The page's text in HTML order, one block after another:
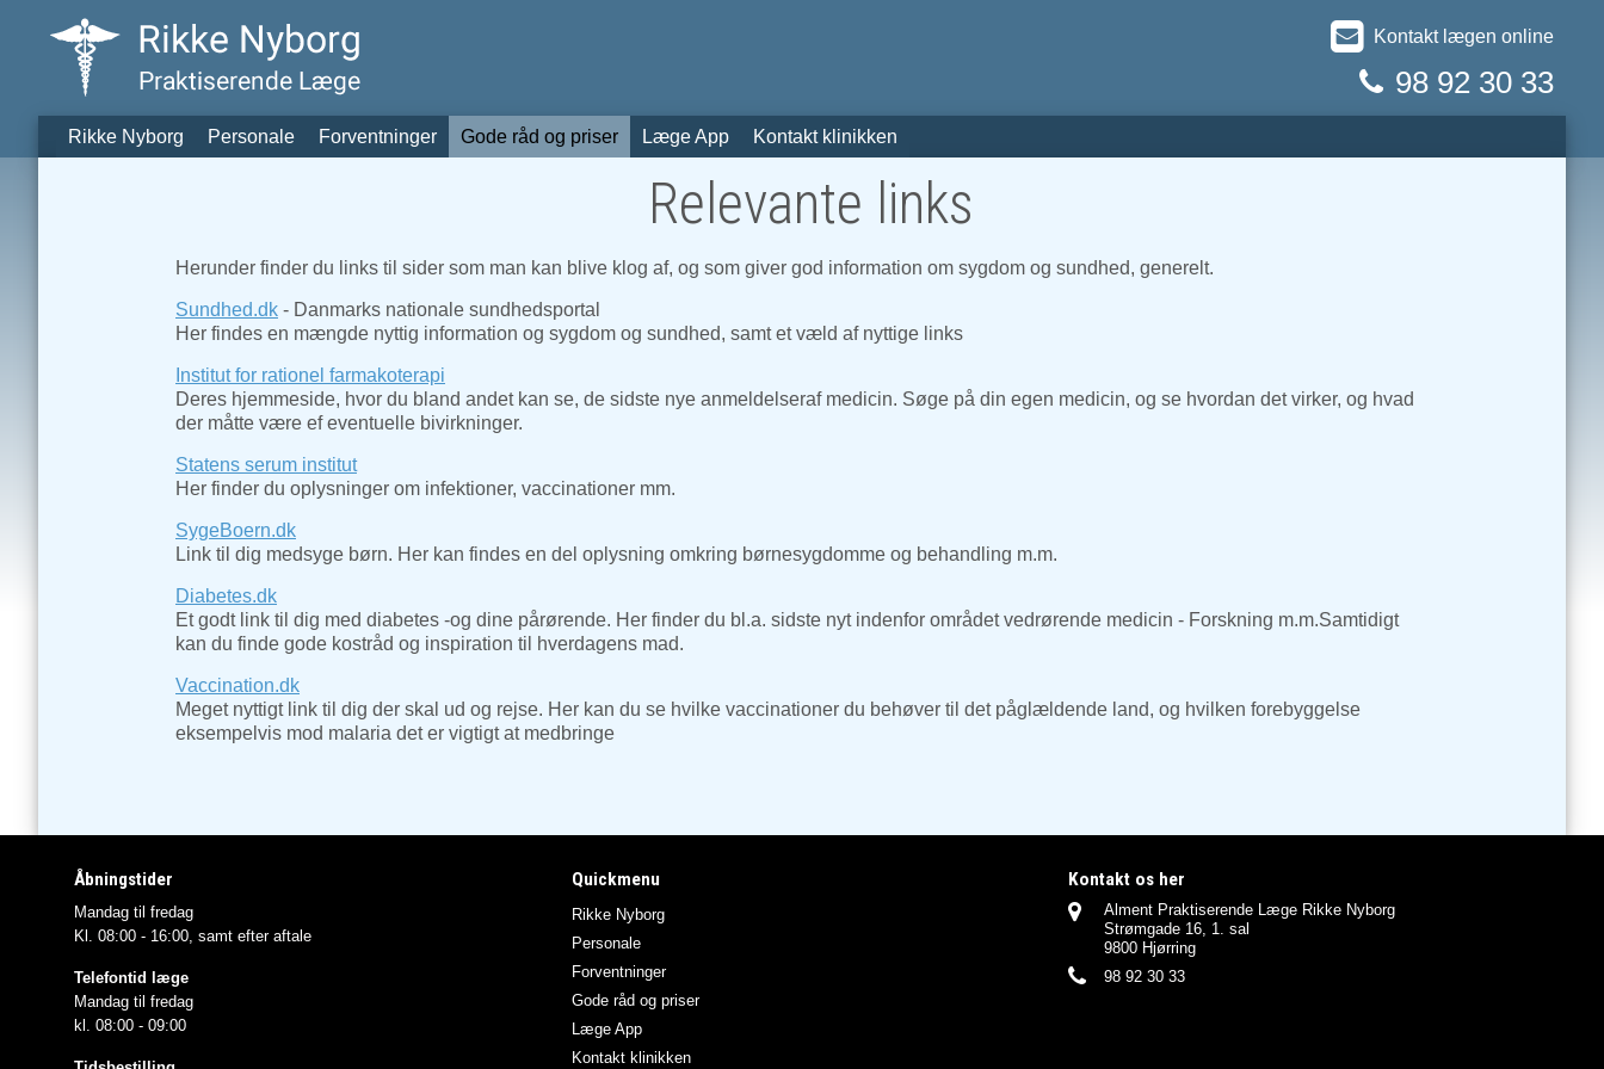
Kontakt lægen online
98 92 30 33
Rikke Nyborg Personale Forventninger Gode råd og priser Læge App Kontakt klinikken
Relevante links
Herunder finder du links til sider som man kan blive klog af, og som giver god information om sygdom og sundhed, generelt.
Sundhed.dk - Danmarks nationale sundhedsportal
Her findes en mængde nyttig information og sygdom og sundhed, samt et væld af nyttige links
Institut for rationel farmakoterapi
Deres hjemmeside, hvor du bland andet kan se, de sidste nye anmeldelseraf medicin. Søge på din egen medicin, og se hvordan det virker, og hvad
der måtte være ef eventuelle bivirkninger.
Statens serum institut
Her finder du oplysninger om infektioner, vaccinationer mm.
SygeBoern.dk
Link til dig medsyge børn. Her kan findes en del oplysning omkring børnesygdomme og behandling m.m.
Diabetes.dk
Et godt link til dig med diabetes -og dine pårørende. Her finder du bl.a. sidste nyt indenfor området vedrørende medicin - Forskning m.m.Samtidigt
kan du finde gode kostråd og inspiration til hverdagens mad.
Vaccination.dk
Meget nyttigt link til dig der skal ud og rejse. Her kan du se hvilke vaccinationer du behøver til det påglældende land, og hvilken forebyggelse
eksempelvis mod malaria det er vigtigt at medbringe
Åbningstider
Mandag til fredag
Kl. 08:00 - 16:00, samt efter aftale
Telefontid læge
Mandag til fredag
kl. 08:00 - 09:00
Quickmenu
Rikke Nyborg
Personale
Forventninger
Gode råd og priser
Læge App
Kontakt klinikken
Kontakt os her
Alment Praktiserende Læge Rikke Nyborg
Strømgade 16, 1. sal
9800 Hjørring
98 92 30 33